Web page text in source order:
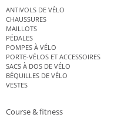
ANTIVOLS DE VÉLO
CHAUSSURES
MAILLOTS
PÉDALES
POMPES À VÉLO
PORTE-VÉLOS ET ACCESSOIRES
SACS À DOS DE VÉLO
BÉQUILLES DE VÉLO
VESTES
Course & fitness